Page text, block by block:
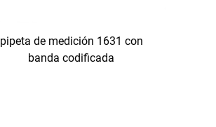
pipeta de medición 1631 con
banda codificada